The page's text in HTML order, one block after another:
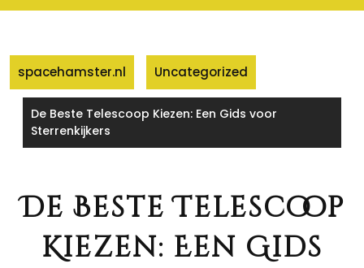
spacehamster.nl Uncategorized
De Beste Telescoop Kiezen: Een Gids voor
Sterrenkijkers
De Beste Telescoop
Kiezen: Een Gids